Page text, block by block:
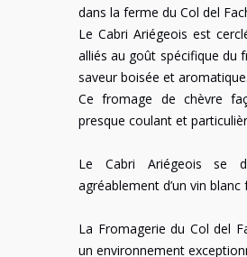
dans la ferme du Col del
Le Cabri Ariégeois est
alliés au goût spécifique du
saveur boisée et aromatique.
Ce fromage de chèvre
presque coulant et
Le Cabri Ariégeois se
agréablement d’un vin blanc
La Fromagerie du Col del
un environnement